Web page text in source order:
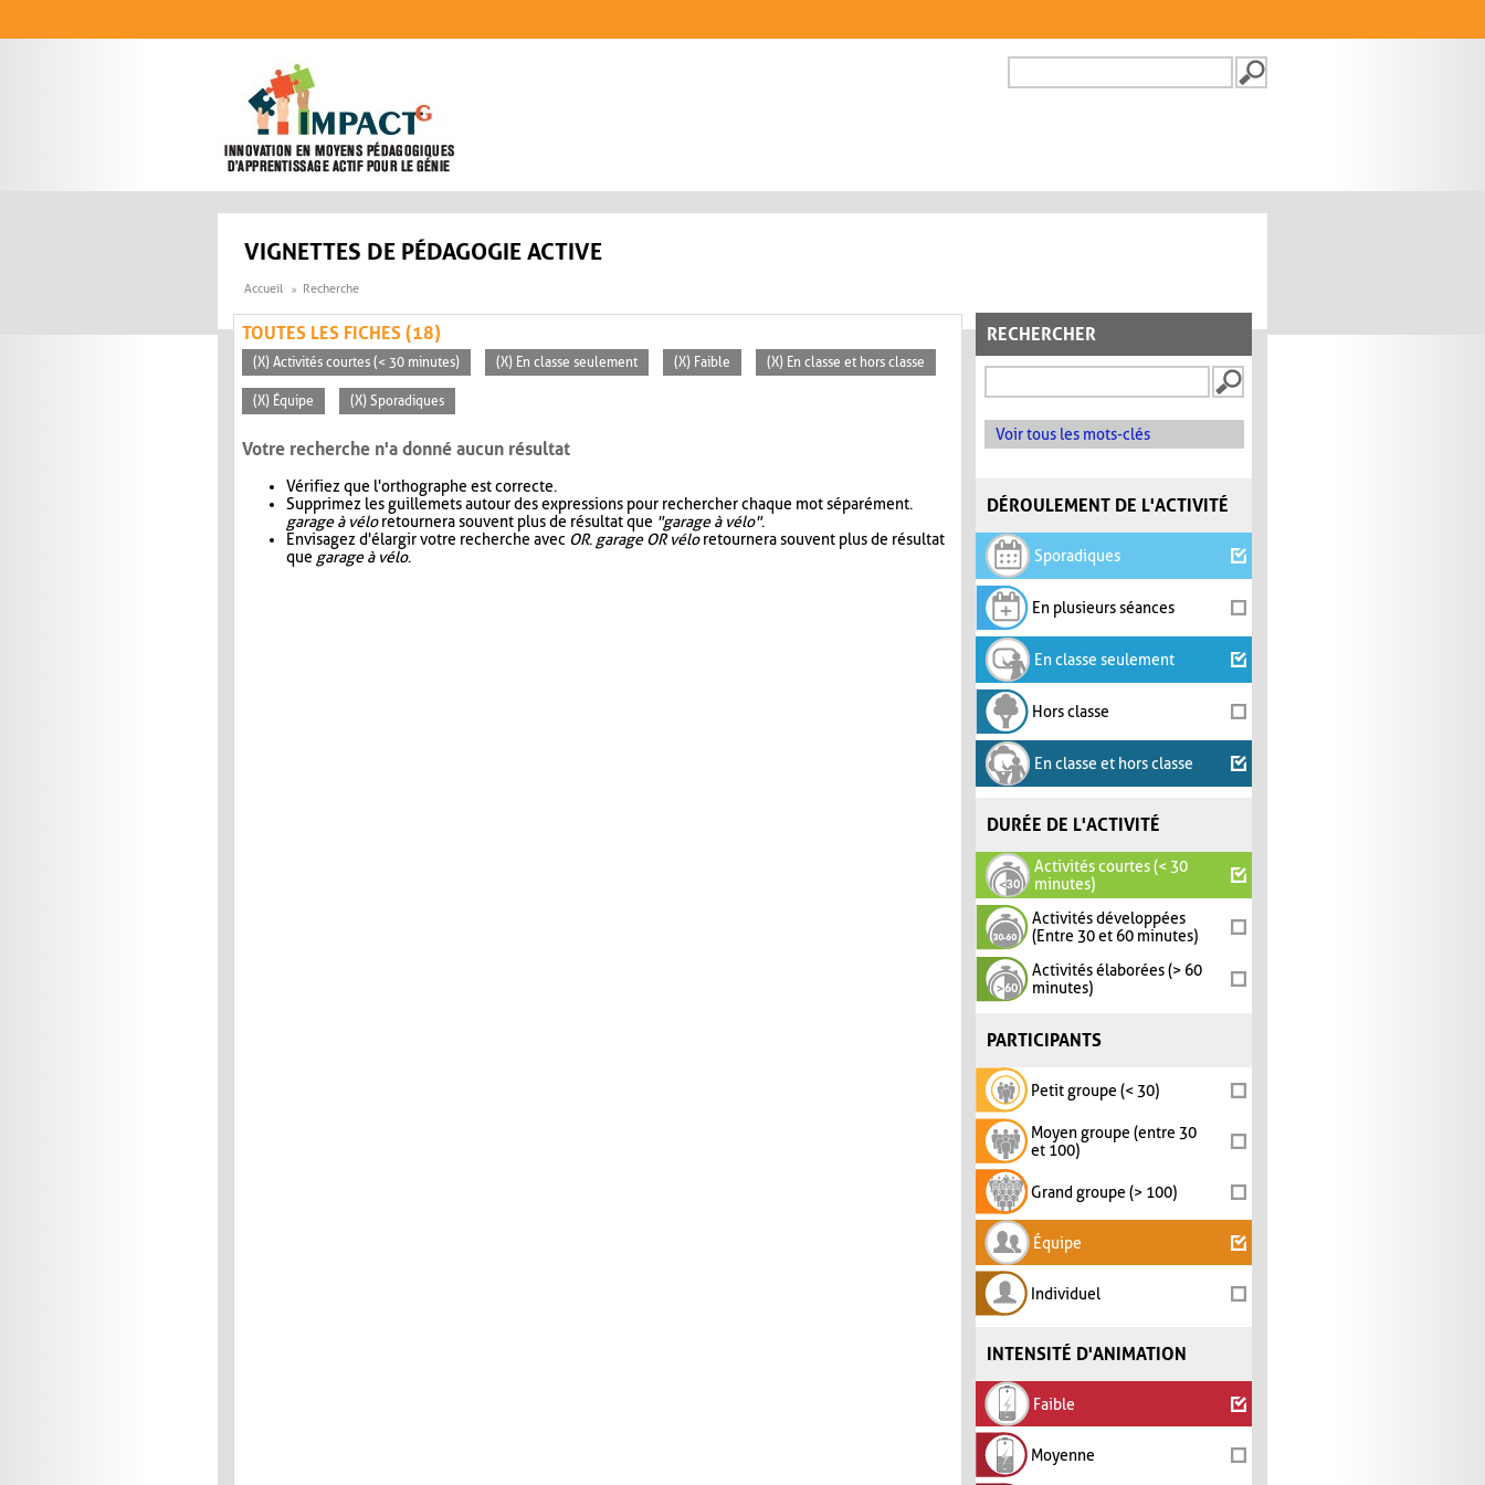
FORMULAIRE DE
VIGNETTES DE PÉDAGOGIE ACTIVE
Accueil Recherche
RECHERCHER
Voir tous les mots-clés
DÉROULEMENT DE L'ACTIVITÉ
Sporadiques
En plusieurs séances
En classe seulement
Hors classe
En classe et hors classe
DURÉE DE L'ACTIVITÉ
Activités courtes (< 30
minutes)
Activités développées
(Entre 30 et 60 minutes)
Activités élaborées (> 60
minutes)
PARTICIPANTS
Petit groupe (< 30)
Moyen groupe (entre 30
et 100)
Grand groupe (> 100)
Équipe
Individuel
INTENSITÉ D'ANIMATION
Faible
Moyenne
TOUTES LES FICHES (18)
(X) Activités courtes (< 30 minutes) (X) En classe seulement (X) Faible (X) En classe et hors classe
(X) Équipe (X) Sporadiques
Votre recherche n'a donné aucun résultat
Vérifiez que l'orthographe est correcte.
Supprimez les guillemets autour des expressions pour rechercher chaque mot séparément.
garage à véloretournera souvent plus de résultat que "garage à vélo".
Envisagez d'élargir votre recherche avec OR. garage OR véloretournera souvent plus de résultat
que garage à vélo.